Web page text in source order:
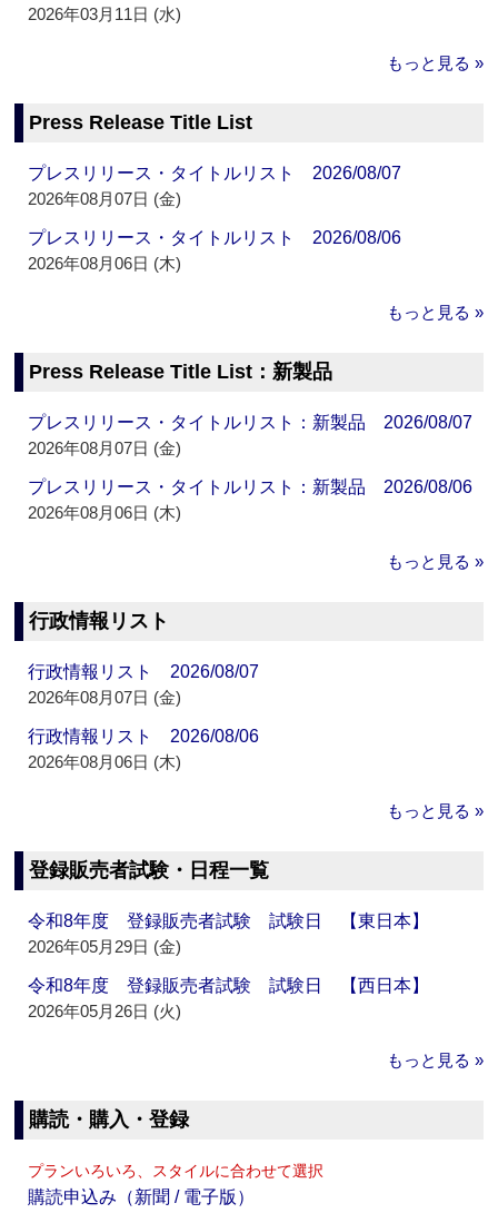
2026年03月11日 (水)
もっと見る »
Press Release Title List
プレスリリース・タイトルリスト 2026/08/07
2026年08月07日 (金)
プレスリリース・タイトルリスト 2026/08/06
2026年08月06日 (木)
もっと見る »
Press Release Title List：新製品
プレスリリース・タイトルリスト：新製品 2026/08/07
2026年08月07日 (金)
プレスリリース・タイトルリスト：新製品 2026/08/06
2026年08月06日 (木)
もっと見る »
行政情報リスト
行政情報リスト 2026/08/07
2026年08月07日 (金)
行政情報リスト 2026/08/06
2026年08月06日 (木)
もっと見る »
登録販売者試験・日程一覧
令和8年度 登録販売者試験 試験日 【東日本】
2026年05月29日 (金)
令和8年度 登録販売者試験 試験日 【西日本】
2026年05月26日 (火)
もっと見る »
購読・購入・登録
プランいろいろ、スタイルに合わせて選択
購読申込み（新聞 / 電子版）